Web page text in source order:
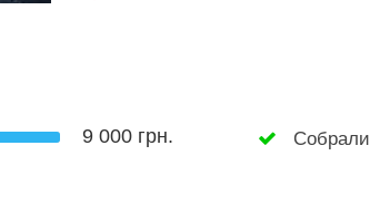
9 000 грн. Собрали